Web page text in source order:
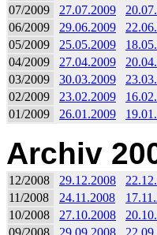
07/2009
27.07.2009
06/2009
29.06.2009
05/2009
25.05.2009
04/2009
27.04.2009
03/2009
30.03.2009
02/2009
23.02.2009
01/2009
26.01.2009
Archiv
12/2008 29.12.2008
11/2008
24.11.2008
10/2008
27.10.2008
09/2008
29.09.2008